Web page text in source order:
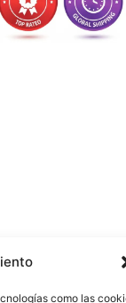
como las